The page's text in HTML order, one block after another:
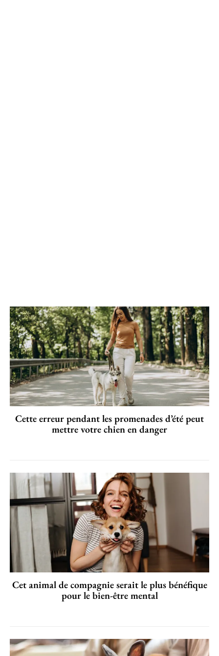
Cette erreur pendant les promenades d’été peut
mettre votre chien en danger
Cet animal de compagnie serait le plus bénéfique
pour le bien-être mental